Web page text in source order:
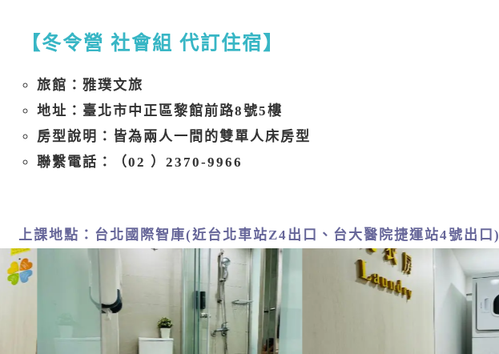
【冬令營 社會組 代訂住宿】
旅館：雅璞文旅
地址：臺北市中正區黎館前路8號5樓
房型說明：皆為兩人一間的雙單人床房型
聯繫電話：（02 ）2370-9966
上課地點：台北國際智庫(近台北車站Z4出口、台大醫院捷運站4號出口)